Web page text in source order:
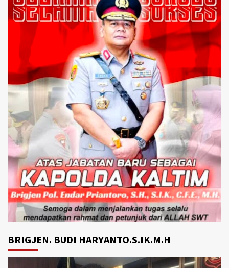
BRIGJEN. BUDI HARYANTO.S.IK.M.H